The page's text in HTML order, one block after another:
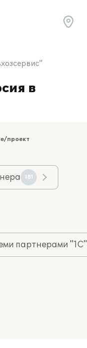
в
проект
181
партнерами "1С"